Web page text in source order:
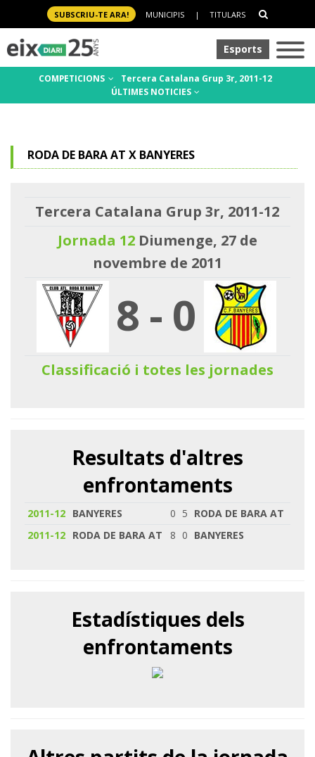
SUBSCRIU-TE ARA! MUNICIPIS | TITULARS
Esports
COMPETICIONS
Tercera Catalana Grup 3r, 2011-12
ÚLTIMES NOTICIES
RODA DE BARA AT X BANYERES
Tercera Catalana Grup 3r, 2011-12
Jornada 12Diumenge, 27 de
novembre de 2011
8 - 0
Classificació i totes les jornades
Resultats d'altres
enfrontaments
2011-12 BANYERES 0 5 RODA DE BARA AT
2011-12 RODA DE BARA AT 8 0 BANYERES
Estadístiques dels
enfrontaments